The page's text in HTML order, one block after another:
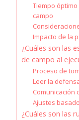
Tiempo
campo
Impacto de la
¿Cuáles son las
de campo al
Proceso de
Leer la
Comunicación
Ajustes
¿Cuáles son las